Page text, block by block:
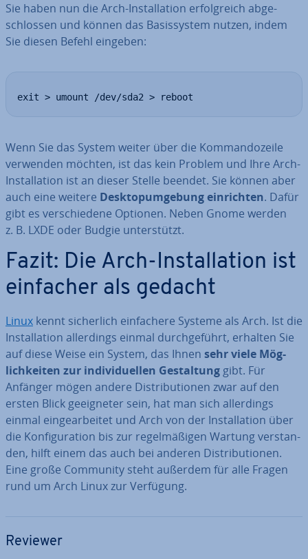
Sie haben nun die Arch-In­stal­la­ti­on er­folg­reich ab­ge­
schlos­sen und können das Ba­sis­sys­tem nutzen, indem
Sie diesen Befehl eingeben:
exit > umount /dev/sda2 > reboot
Wenn Sie das System weiter über die Kom­man­do­zei­le
verwenden möchten, ist das kein Problem und Ihre Arch-
In­stal­la­ti­on ist an dieser Stelle beendet. Sie können aber
auch eine weitere Desk­top­um­ge­bung ein­rich­ten. Dafür
gibt es ver­schie­de­ne Optionen. Neben Gnome werden
z. B. LXDE oder Budgie un­ter­stützt.
Fazit: Die Arch-In­stal­la­ti­on ist
einfacher als gedacht
Linux kennt si­cher­lich ein­fa­che­re Systeme als Arch. Ist die
In­stal­la­ti­on al­ler­dings einmal durch­ge­führt, erhalten Sie
auf diese Weise ein System, das Ihnen sehr viele Mög­
lich­kei­ten zur in­di­vi­du­el­len Ge­stal­tung gibt. Für
Anfänger mögen andere Dis­tri­bu­tio­nen zwar auf den
ersten Blick ge­eig­ne­ter sein, hat man sich al­ler­dings
einmal ein­ge­ar­bei­tet und Arch von der In­stal­la­ti­on über
die Kon­fi­gu­ra­ti­on bis zur re­gel­mä­ßi­gen Wartung ver­stan­
den, hilft einem das auch bei anderen Dis­tri­bu­tio­nen.
Eine große Community steht außerdem für alle Fragen
rund um Arch Linux zur Verfügung.
Reviewer